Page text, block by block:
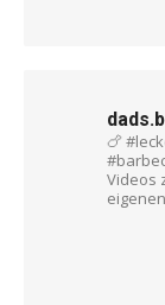
🍗
Videos